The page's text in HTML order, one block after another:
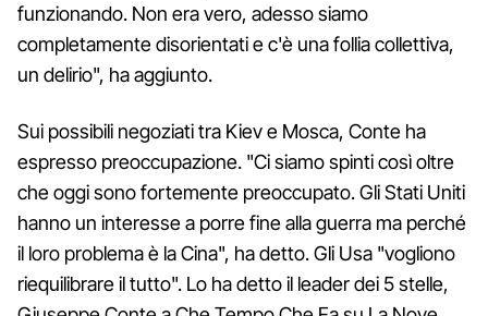
funzionando. Non era vero, adesso siamo
completamente disorientati e c'è una follia collettiva,
un delirio", ha aggiunto.
Sui possibili negoziati tra Kiev e Mosca, Conte ha
espresso preoccupazione. "Ci siamo spinti così oltre
che oggi sono fortemente preoccupato. Gli Stati Uniti
hanno un interesse a porre fine alla guerra ma perché
il loro problema è la Cina", ha detto. Gli Usa "vogliono
riequilibrare il tutto". Lo ha detto il leader dei 5 stelle,